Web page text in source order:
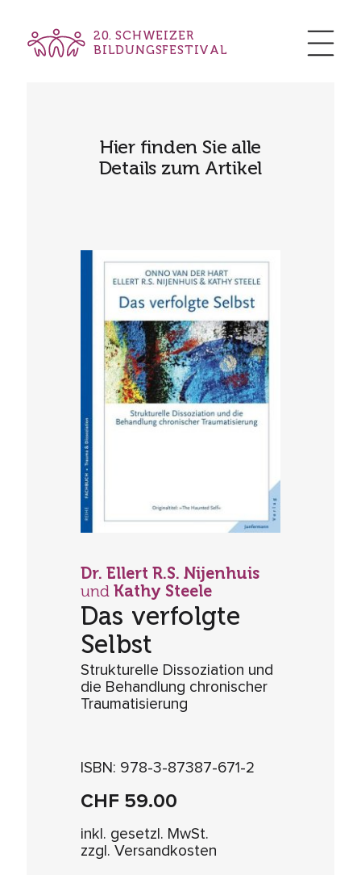
20. SCHWEIZER
BILDUNGSFESTIVAL
Hier finden Sie alle
Details zum Artikel
Dr. Ellert R.S. Nijenhuis
undKathy Steele
Das verfolgte
Selbst
Strukturelle Dissoziation und
die Behandlung chronischer
Traumatisierung
ISBN: 978-3-87387-671-2
CHF 59.00
inkl. gesetzl. MwSt.
zzgl. Versandkosten